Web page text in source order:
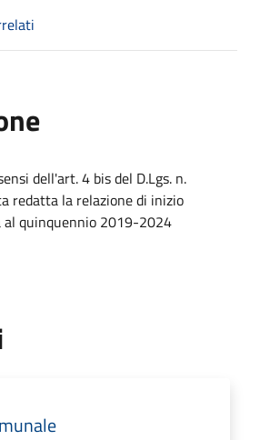
dell'art. 4 bis del D.Lgs. n.
redatta la relazione di inizio
al quinquennio 2019-2024